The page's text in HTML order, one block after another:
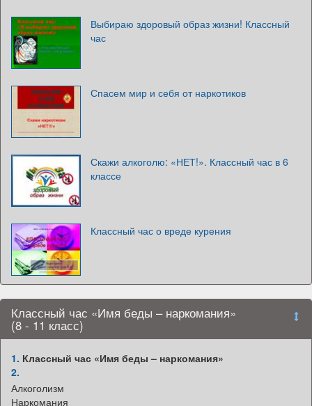
Выбираю здоровый образ жизни! Классный
час
Спасем мир и себя от наркотиков
Скажи алкоголю: «НЕТ!». Классный час в 6
классе
Классный час о вреде курения
Классный час «Имя беды – наркомания»
(8 - 11 класс)
1. Классный час «Имя беды – наркомания»
2.
Алкоголизм
Наркомания